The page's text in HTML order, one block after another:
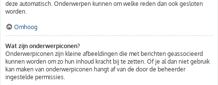
deze automatisch. Onderwerpen kunnen om welke reden dan ook gesloten
worden.
Omhoog
Wat zijn onderwerpiconen?
Onderwerpiconen zijn kleine afbeeldingen die met berichten geassocieerd
kunnen worden om zo hun inhoud kracht bij te zetten. Of je al dan niet gebruik
kan maken van onderwerpiconen hangt af van de door de beheerder
ingestelde permissies.